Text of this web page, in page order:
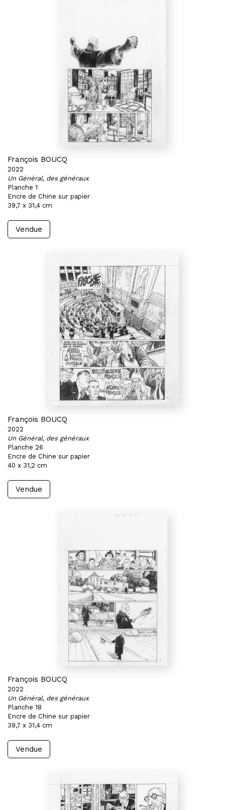
François BOUCQ
2022
Un Général, des généraux
Planche 1
Encre de Chine sur papier
39,7 x 31,4 cm
Vendue
François BOUCQ
2022
Un Général, des généraux
Planche 26
Encre de Chine sur papier
40 x 31,2 cm
Vendue
François BOUCQ
2022
Un Général, des généraux
Planche 18
Encre de Chine sur papier
39,7 x 31,4 cm
Vendue